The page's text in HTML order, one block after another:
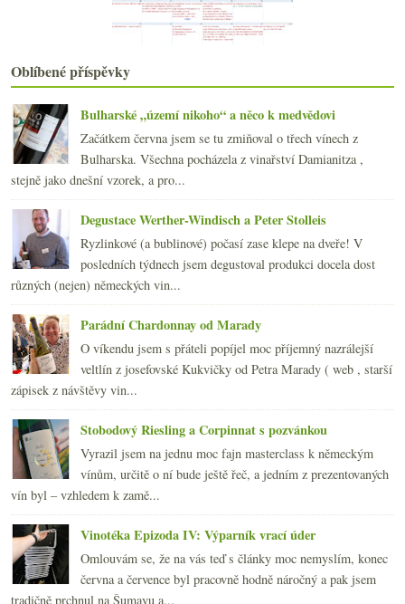
►2016(250)
►2015(251)
►2014(254)
►2013(249)
► 2012(254)
►2011(252)
►2010(249)
2009 (249)
►2008(270)
►2007(108)
Oblíbené příspěvky
Bulharské „území nikoho“ a něco k medvědovi
Začátkem června jsem se tu zmiňoval o třech vínech z
Bulharska. Všechna pocházela z vinařství Damianitza ,
stejně jako dnešní vzorek, a pro...
Degustace Werther-Windisch a Peter Stolleis
Ryzlinkové (a bublinové) počasí zase klepe na dveře! V
posledních týdnech jsem degustoval produkci docela dost
různých (nejen) německých vin...
Parádní Chardonnay od Marady
O víkendu jsem s přáteli popíjel moc příjemný nazrálejší
veltlín z josefovské Kukvičky od Petra Marady ( web , starší
zápisek z návštěvy vin...
Stobodový Riesling a Corpinnat s pozvánkou
Vyrazil jsem na jednu moc fajn masterclass k německým
vínům, určitě o ní bude ještě řeč, a jedním z prezentovaných
vín byl – vzhledem k zamě...
Vinotéka Epizoda IV: Výparník vrací úder
Omlouvám se, že na vás teď s články moc nemyslím, konec
června a července byl pracovně hodně náročný a pak jsem
tradičně prchnul na Šumavu a...